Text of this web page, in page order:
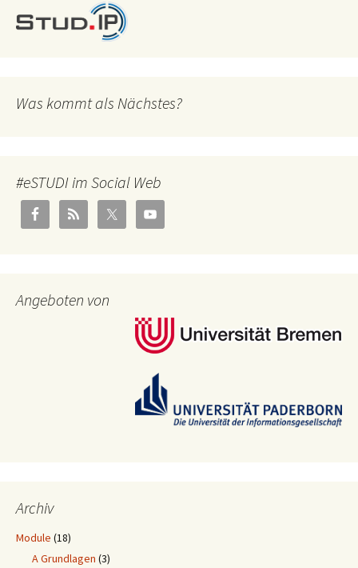
Was kommt als Nächstes?
#eSTUDI im Social Web
Angeboten von
Archiv
Module (18)
A Grundlagen (3)